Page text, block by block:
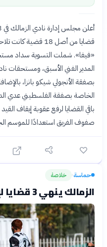
قضايا من أصل 18
«فيفا». شملت التسوية سداد
المدير الفني الأسبق، ومستحقات
بصفقة الأنجولي شيكو بانزا،
الخاصة بصفقة الفلسطيني عدي
باقي القضايا لرفع عقوبة إيقاف
صفوف الفريق استعدادًا للموسم
حماسة› خلاصة
الزمالك ينهي 3 قضايا لإيقاف القيد